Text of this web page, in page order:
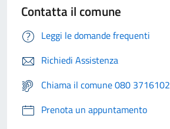
Contatta il comune
Leggi le domande frequenti
Richiedi Assistenza
Chiama il comune 080 3716102
Prenota un appuntamento